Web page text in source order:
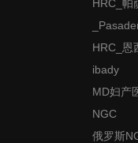
HRC_帕
HRC_恩
ibady
MD妇产
NGC
俄罗斯